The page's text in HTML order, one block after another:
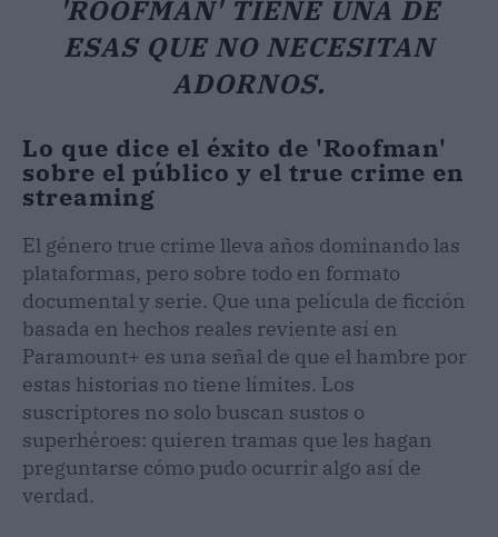
'ROOFMAN' TIENE UNA DE
ESAS QUE NO NECESITAN
ADORNOS.
Lo que dice el éxito de 'Roofman'
sobre el público y el true crime en
streaming
El género true crime lleva años dominando las
plataformas, pero sobre todo en formato
documental y serie. Que una película de ficción
basada en hechos reales reviente así en
Paramount+ es una señal de que el hambre por
estas historias no tiene límites. Los
suscriptores no solo buscan sustos o
superhéroes: quieren tramas que les hagan
preguntarse cómo pudo ocurrir algo así de
verdad.